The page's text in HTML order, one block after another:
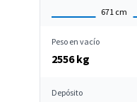
671 cm
Peso en vacío
2556 kg
Depósito